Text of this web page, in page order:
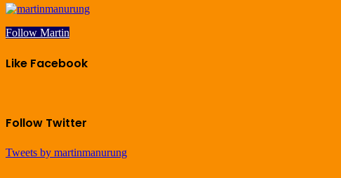
Follow Martin
Like Facebook
Follow Twitter
Tweets by martinmanurung